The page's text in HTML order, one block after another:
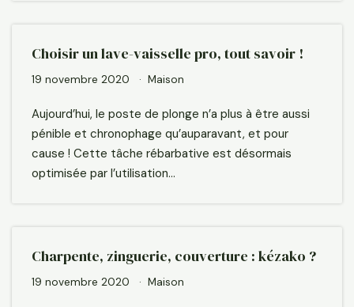
Choisir un lave-vaisselle pro, tout savoir !
19 novembre 2020 Maison
Aujourd’hui, le poste de plonge n’a plus à être aussi
pénible et chronophage qu’auparavant, et pour
cause ! Cette tâche rébarbative est désormais
optimisée par l’utilisation…
Charpente, zinguerie, couverture : kézako ?
19 novembre 2020 Maison